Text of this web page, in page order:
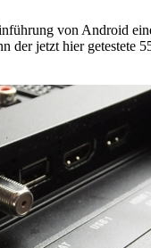
von Android
der jetzt hier getestete